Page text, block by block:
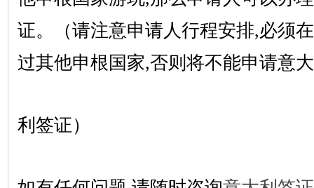
证。（请注意申请人行程安排,必须
过其他申根国家,否则将不能申请意大
利签证）